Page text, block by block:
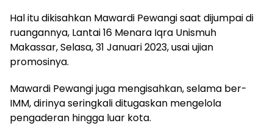
Hal itu dikisahkan Mawardi Pewangi saat dijumpai di
ruangannya, Lantai 16 Menara Iqra Unismuh
Makassar, Selasa, 31 Januari 2023, usai ujian
promosinya.
Mawardi Pewangi juga mengisahkan, selama ber-
IMM, dirinya seringkali ditugaskan mengelola
pengaderan hingga luar kota.